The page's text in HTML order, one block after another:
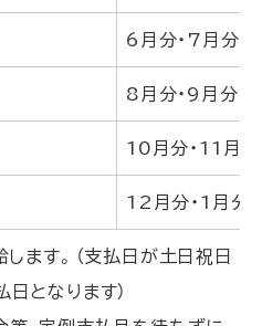
6月分・7月分
8月分・9月分
10月分・11月分
12月分・1月分
ます。（支払日が土日祝日
となります）